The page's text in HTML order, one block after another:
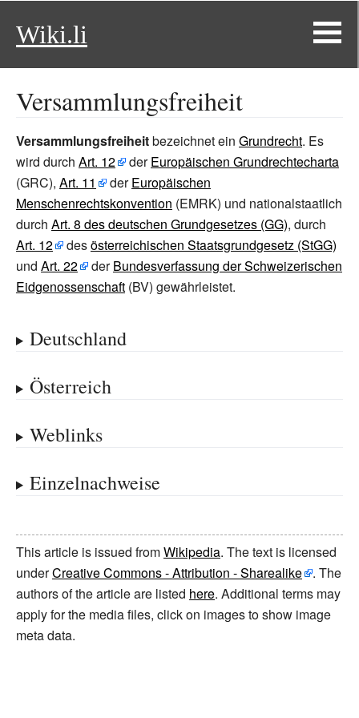
Wiki.li
Versammlungsfreiheit
Versammlungsfreiheitbezeichnet ein Grundrecht. Es
wird durch Art. 12 derEuropäischen Grundrechtecharta
(GRC), Art. 11 derEuropäischen
Menschenrechtskonvention (EMRK) und nationalstaatlich
durch Art. 8 des deutschen Grundgesetzes (GG), durch
Art. 12 desösterreichischen Staatsgrundgesetz (StGG)
und Art. 22 derBundesverfassung der Schweizerischen
Eidgenossenschaft (BV) gewährleistet.
Deutschland
Österreich
Weblinks
Einzelnachweise
This article is issued fromWikipedia. The text is licensed
underCreative Commons - Attribution - Sharealike
. The
authors of the article are listed here. Additional terms may
apply for the media files, click on images to show image
meta data.